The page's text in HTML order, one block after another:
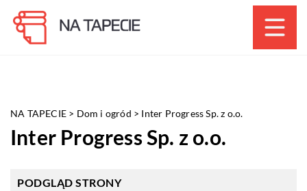
NA TAPECIE > Dom i ogród > Inter Progress Sp. z o.o.
Inter Progress Sp. z o.o.
PODGLĄD STRONY